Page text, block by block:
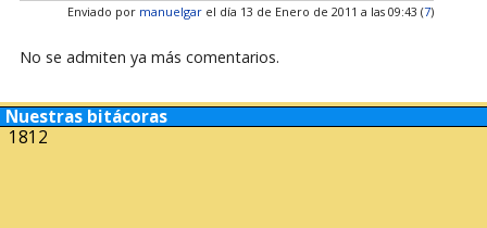
Enviado por manuelgarel día 13 de Enero de 2011 a las 09:43 (7)
No se admiten ya más comentarios.
Nuestras bitácoras
1812